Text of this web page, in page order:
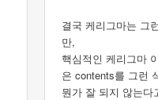
결국 케리그마는 그
만,
핵심적인 케리그마
은 contents를 그런
뭔가 잘 되지 않는다